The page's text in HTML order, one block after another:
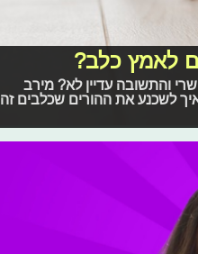
לאמץ כלב?
והתשובה עדיין לא? מירב
ומטפלת התנהגותית לכלבים, עם 7 סיבות איך לשכנע את ההורים שכלבים זה